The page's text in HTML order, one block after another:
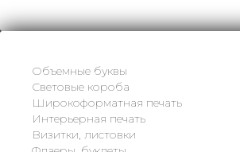
Объемные буквы
Световые короба
Широкоформатная печать
Интерьерная печать
Визитки, листовки